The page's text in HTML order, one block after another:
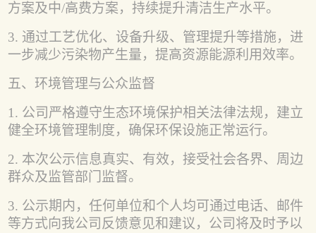
方案及中/高费方案，持续提升清洁生产水平。
3. 通过工艺优化、设备升级、管理提升等措施，进
一步减少污染物产生量，提高资源能源利用效率。
五、环境管理与公众监督
1. 公司严格遵守生态环境保护相关法律法规，建立
健全环境管理制度，确保环保设施正常运行。
2. 本次公示信息真实、有效，接受社会各界、周边
群众及监管部门监督。
3. 公示期内，任何单位和个人均可通过电话、邮件
等方式向我公司反馈意见和建议，公司将及时予以